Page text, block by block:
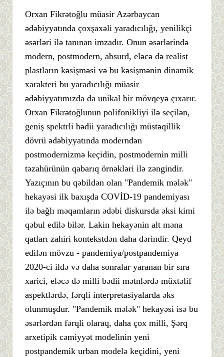
Orxan Fikrətoğlu müasir Azərbaycan
ədəbiyyatında çoxşaxəli yaradıcılığı, yenilikçi
əsərləri ilə tanınan imzadır. Onun əsərlərində
modern, postmodern, absurd, eləcə də realist
plastların kəsişməsi və bu kəsişmənin dinamik
xarakteri bu yaradıcılığı müasir
ədəbiyyatımızda da unikal bir mövqeyə çıxarır.
Orxan Fikrətoğlunun polifonikliyi ilə seçilən,
geniş spektrli bədii yaradıcılığı müstəqillik
dövrü ədəbiyyatında moderndən
postmodernizmə keçidin, postmodernin milli
təzahürünün qabarıq örnəkləri ilə zəngindir.
Yazıçının bu qəbildən olan "Pandemik mələk"
hekayəsi ilk baxışda COVİD-19 pandemiyası
ilə bağlı məqamların ədəbi diskursda əksi kimi
qəbul edilə bilər. Lakin hekayənin alt məna
qatları zahiri kontekstdən daha dərindir. Qeyd
edilən mövzu - pandemiya/postpandemiya
2020-ci ildə və daha sonralar yaranan bir sıra
xarici, eləcə də milli bədii mətnlərdə müxtəlif
aspektlərdə, fərqli interpretasiyalarda əks
olunmuşdur. "Pandemik mələk" hekayəsi isə bu
əsərlərdən fərqli olaraq, daha çox milli, Şərq
arxetipik cəmiyyət modelinin yeni
postpandemik urban modelə keçidini, yeni